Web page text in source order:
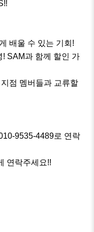
배울 수 있는 기회!
SAM과 함께 할인 가
점 멤버들과 교류할
9535-4489로 연락
연락주세요!!